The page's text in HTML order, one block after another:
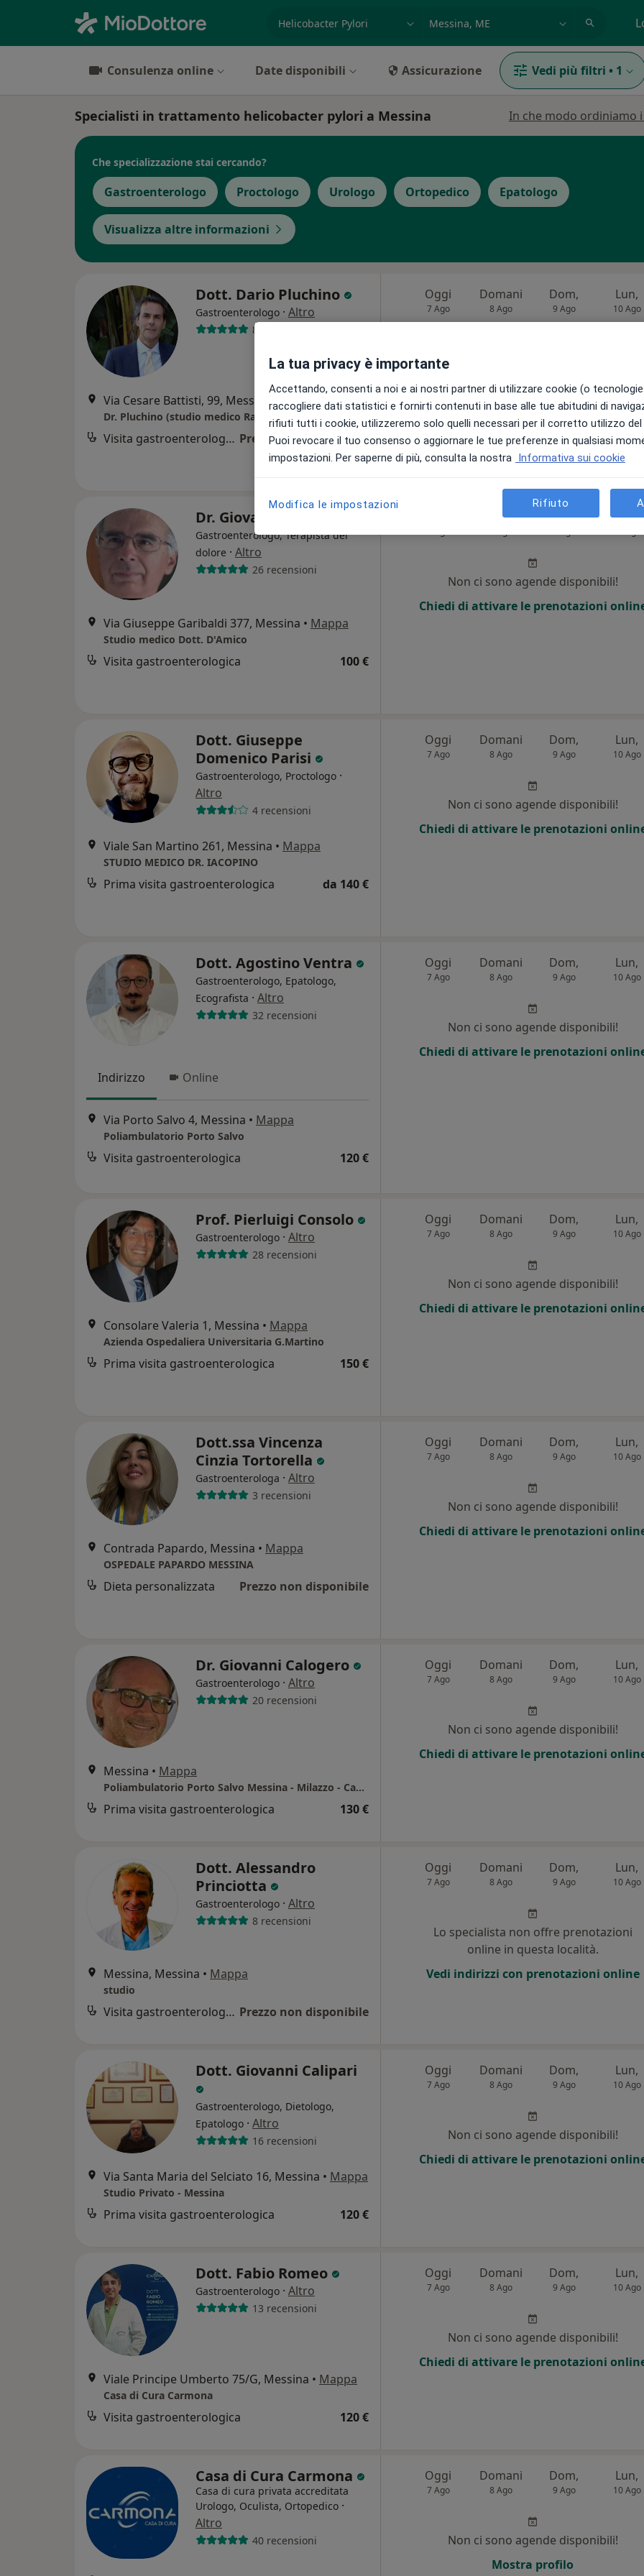
Consulenza online Date disponibili Assicurazione Vedi più filtri • 1
Specialisti in trattamento helicobacter pylori a Messina In che modo ordiniamo
Che specializzazione stai cercando?
Gastroenterologo Proctologo Urologo Ortopedico Epatologo
Visualizza altre informazioni
Dott. Dario Pluchino
Gastroenterologo · Altro
890 recensioni
Via Cesare Battisti, 99, Messina• Mappa
Dr. Pluchino (studio medico Raffa/Perri)
Visita gastroenterologica Prezzo non disponibile
Oggi
7 Ago
Domani
8 Ago
Dom,
9 Ago
Lun,
10 Ago
Non ci sono agende disponibili!
Chiedi di attivare le prenotazioni online
Dr. Giovanni D'Amico
Gastroenterologo, Terapista del
dolore · Altro
26 recensioni
Via Giuseppe Garibaldi 377, Messina • Mappa
Studio medico Dott. D'Amico
Visita gastroenterologica 100 €
Domani Dom, Lun,
Non ci sono agende disponibili!
Chiedi di attivare le prenotazioni
Dott. Giuseppe
Domenico Parisi
Gastroenterologo, Proctologo ·
Altro
4 recensioni
Viale San Martino 261, Messina • Mappa
STUDIO MEDICO DR. IACOPINO
Prima visita gastroenterologica da 140 €
Oggi
7 Ago
Domani
8 Ago
Dom,
9 Ago
Lun,
10 Ago
Non ci sono agende disponibili!
Chiedi di attivare le prenotazioni
Dott. Agostino Ventra
Gastroenterologo, Epatologo,
Ecografista · Altro
32 recensioni
Indirizzo Online
Via Porto Salvo 4, Messina • Mappa
Poliambulatorio Porto Salvo
Visita gastroenterologica 120 €
Oggi
7 Ago
Domani
8 Ago
Dom,
9 Ago
Lun,
10 Ago
Non ci sono agende disponibili!
Chiedi di attivare le prenotazioni
Prof. Pierluigi Consolo
Gastroenterologo · Altro
28 recensioni
Consolare Valeria 1, Messina • Mappa
Azienda Ospedaliera Universitaria G.Martino
Prima visita gastroenterologica 150 €
Oggi
7 Ago
Domani
8 Ago
Dom,
9 Ago
Lun,
10 Ago
Non ci sono agende disponibili!
Chiedi di attivare le prenotazioni
Dott.ssa Vincenza
Cinzia Tortorella
Gastroenterologa · Altro
3 recensioni
Contrada Papardo, Messina • Mappa
OSPEDALE PAPARDO MESSINA
Dieta personalizzata Prezzo non disponibile
Oggi
7 Ago
Domani
8 Ago
Dom,
9 Ago
Lun,
10 Ago
Non ci sono agende disponibili!
Chiedi di attivare le prenotazioni
Dr. Giovanni Calogero
Gastroenterologo · Altro
20 recensioni
Messina • Mappa
Poliambulatorio Porto Salvo Messina - Milazzo - Casa di Cura Carmona (telefono personale 3286822021)
Prima visita gastroenterologica 130 €
Oggi
7 Ago
Domani
8 Ago
Dom,
9 Ago
Lun,
10 Ago
Non ci sono agende disponibili!
Chiedi di attivare le prenotazioni
Dott. Alessandro
Princiotta
Gastroenterologo · Altro
8 recensioni
Messina, Messina • Mappa
studio
Visita gastroenterologica Prezzo non disponibile
Oggi
7 Ago
Domani
8 Ago
Dom,
9 Ago
Lun,
10 Ago
Lo specialista non offre prenotazioni
online in questa località.
Vedi indirizzi con prenotazioni online
Dott. Giovanni Calipari
Gastroenterologo, Dietologo,
Epatologo · Altro
16 recensioni
Via Santa Maria del Selciato 16, Messina • Mappa
Studio Privato - Messina
Prima visita gastroenterologica 120 €
Oggi
7 Ago
Domani
8 Ago
Dom,
9 Ago
Lun,
10 Ago
Non ci sono agende disponibili!
Chiedi di attivare le prenotazioni
Dott. Fabio Romeo
Gastroenterologo · Altro
13 recensioni
Viale Principe Umberto 75/G, Messina • Mappa
Casa di Cura Carmona
Visita gastroenterologica 120 €
Oggi
7 Ago
Domani
8 Ago
Dom,
9 Ago
Lun,
10 Ago
Non ci sono agende disponibili!
Chiedi di attivare le prenotazioni
Casa di Cura Carmona
Casa di cura privata accreditata
Urologo, Oculista, Ortopedico ·
Altro
40 recensioni
Oggi
7 Ago
Domani
8 Ago
Dom,
9 Ago
Lun,
10 Ago
Non ci sono agende disponibili!
Mostra profilo
La tua privacy è importante
Accettando, consenti a noi e ai nostri partner di utilizzare cookie (o
raccogliere dati statistici e fornirti contenuti in base alle tue abitudini di
rifiuti tutti i cookie, utilizzeremo solo quelli necessari per il corretto utilizzo
Puoi revocare il tuo consenso o aggiornare le tue preferenze in qualsiasi
impostazioni. Per saperne di più, consulta la nostra Informativa sui cookie
Modifica le impostazioni Rifiuto